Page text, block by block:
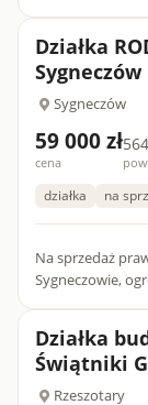
Działka
Sygneczów
Sygneczów
59 000 zł
cena
działka na
Na sprzedaż
Sygneczowie,
Działka
Świątniki
Rzeszotary